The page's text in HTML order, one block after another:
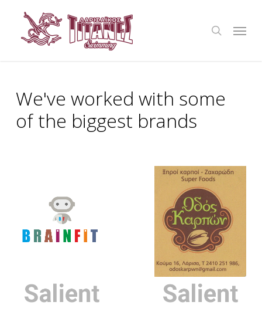
search
Menu
We've worked with some
of the biggest brands